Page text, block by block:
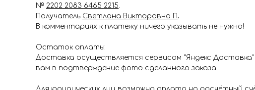
№ 2202 2083 6465 2215.
Получатель Светлана Викторовна П.
В комментариях к платежу ничего указывать не нужно!
Остаток оплаты:
Доставка осуществляется сервисом "Яндекс
вам в подтверждение фото сделанного заказа